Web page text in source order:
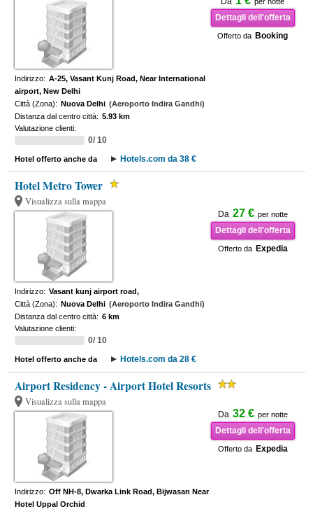
Dettagli dell'offerta
Offerto da Booking
Indirizzo: A-25, Vasant Kunj Road, Near International
airport, New Delhi
Città (Zona): Nuova Delhi (Aeroporto Indira Gandhi)
Distanza dal centro città: 5.93 km
Valutazione clienti:
0/ 10
Hotel offerto anche da Hotels.com da 38 €
Hotel Metro Tower
Visualizza sulla mappa
Da 27 € per notte
Dettagli dell'offerta
Offerto da Expedia
Indirizzo: Vasant kunj airport road,
Città (Zona): Nuova Delhi (Aeroporto Indira Gandhi)
Distanza dal centro città: 6 km
Valutazione clienti:
0/ 10
Hotel offerto anche da Hotels.com da 28 €
Airport Residency - Airport Hotel Resorts
Visualizza sulla mappa
Da 32 € per notte
Dettagli dell'offerta
Offerto da Expedia
Indirizzo: Off NH-8, Dwarka Link Road, Bijwasan Near
Hotel Uppal Orchid